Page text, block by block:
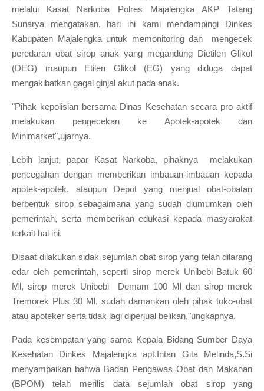
melalui Kasat Narkoba Polres Majalengka AKP Tatang
Sunarya mengatakan, hari ini kami mendampingi Dinkes
Kabupaten Majalengka untuk memonitoring dan mengecek
peredaran obat sirop anak yang megandung Dietilen Glikol
(DEG) maupun Etilen Glikol (EG) yang diduga dapat
mengakibatkan gagal ginjal akut pada anak.
"Pihak kepolisian bersama Dinas Kesehatan secara pro aktif
melakukan pengecekan ke Apotek-apotek dan
Minimarket",ujarnya.
Lebih lanjut, papar Kasat Narkoba, pihaknya melakukan
pencegahan dengan memberikan imbauan-imbauan kepada
apotek-apotek. ataupun Depot yang menjual obat-obatan
berbentuk sirop sebagaimana yang sudah diumumkan oleh
pemerintah, serta memberikan edukasi kepada masyarakat
terkait hal ini.
Disaat dilakukan sidak sejumlah obat sirop yang telah dilarang
edar oleh pemerintah, seperti sirop merek Unibebi Batuk 60
Ml, sirop merek Unibebi Demam 100 Ml dan sirop merek
Tremorek Plus 30 Ml, sudah damankan oleh pihak toko-obat
atau apoteker serta tidak lagi diperjual belikan,"ungkapnya.
Pada kesempatan yang sama Kepala Bidang Sumber Daya
Kesehatan Dinkes Majalengka apt.Intan Gita Melinda,S.Si
menyampaikan bahwa Badan Pengawas Obat dan Makanan
(BPOM) telah merilis data sejumlah obat sirop yang